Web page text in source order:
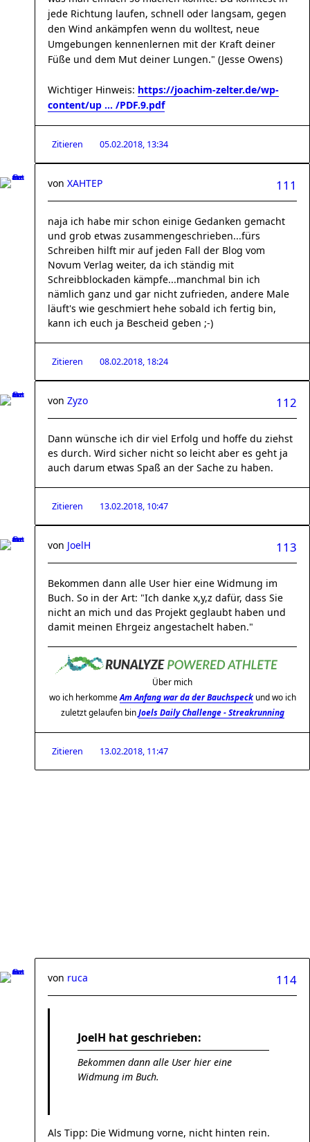
jede Richtung laufen, schnell oder langsam, gegen
den Wind ankämpfen wenn du wolltest, neue
Umgebungen kennenlernen mit der Kraft deiner
Füße und dem Mut deiner Lungen." (Jesse Owens)
Wichtiger Hinweis: https://joachim-zelter.de/wp-
content/up ... /PDF.9.pdf
Zitieren 05.02.2018, 13:34
111
von XAHTEP
naja ich habe mir schon einige Gedanken gemacht
und grob etwas zusammengeschrieben...fürs
Schreiben hilft mir auf jeden Fall der Blog vom
Novum Verlag weiter, da ich ständig mit
Schreibblockaden kämpfe...manchmal bin ich
nämlich ganz und gar nicht zufrieden, andere Male
läuft's wie geschmiert hehe sobald ich fertig bin,
kann ich euch ja Bescheid geben ;-)
Zitieren 08.02.2018, 18:24
112
von Zyzo
Dann wünsche ich dir viel Erfolg und hoffe du ziehst
es durch. Wird sicher nicht so leicht aber es geht ja
auch darum etwas Spaß an der Sache zu haben.
Zitieren 13.02.2018, 10:47
113
von JoelH
Bekommen dann alle User hier eine Widmung im
Buch. So in der Art: "Ich danke x,y,z dafür, dass Sie
nicht an mich und das Projekt geglaubt haben und
damit meinen Ehrgeiz angestachelt haben."
Über mich
wo ich herkomme Am Anfang war da der Bauchspeckund wo ich
zuletzt gelaufen binJoels Daily Challenge - Streakrunning
Zitieren 13.02.2018, 11:47
114
von ruca
JoelH hat geschrieben:
Bekommen dann alle User hier eine
Widmung im Buch.
Als Tipp: Die Widmung vorne, nicht hinten rein.